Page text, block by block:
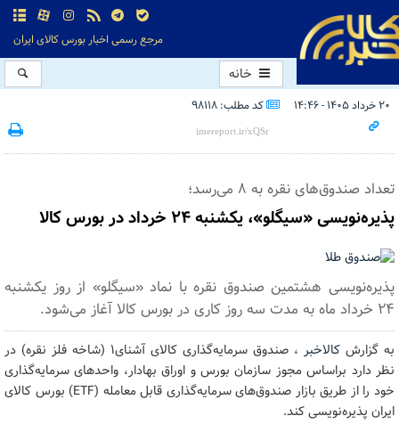
مرجع رسمی اخبار بورس کالای ایران
خانه
۲۰ خرداد ۱۴۰۵ - ۱۴:۴۶ کد مطلب: 98118
تعداد صندوق‌های نقره به ۸ می‌رسد؛
پذیره‌نویسی «سیگلو»، یکشنبه ۲۴ خرداد در بورس کالا
پذیره‌نویسی هشتمین صندوق نقره با نماد «سیگلو» از روز یکشنبه
۲۴ خرداد ماه به مدت سه روز کاری در بورس کالا آغاز می‌شود.
به گزارش کالاخبر
، صندوق سرمایه‌گذاری کالای آشنای۱ (شاخه فلز نقره) در
نظر دارد براساس مجوز سازمان بورس و اوراق بهادار، واحدهای سرمایه‌گذاری
خود را از طریق بازار صندوق‌های سرمایه‌گذاری قابل معامله (ETF) بورس کالای
ایران پذیره‌نویسی کند.